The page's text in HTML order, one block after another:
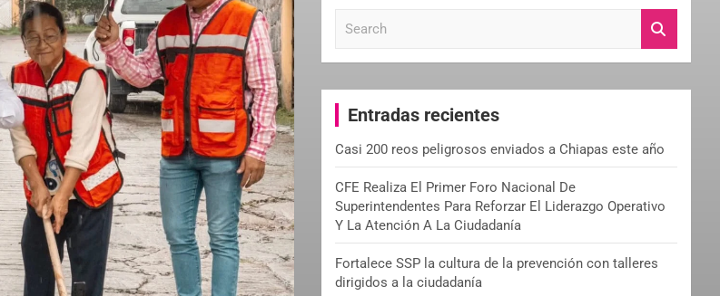
c
Entradas recientes
Casi 200 reos peligrosos enviados a Chiapas este año
CFE Realiza El Primer Foro Nacional De
Superintendentes Para Reforzar El Liderazgo Operativo
Y La Atención A La Ciudadanía
Fortalece SSP la cultura de la prevención con talleres
dirigidos a la ciudadanía